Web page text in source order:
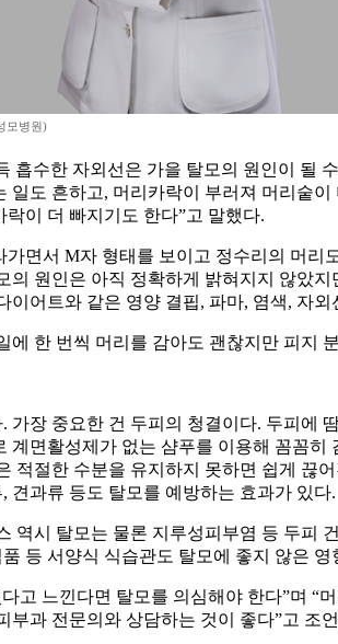
모병원)
수한 자외선은 가을 탈모의 원인이 될
도 흔하고, 머리카락이 부러져 머리숱
이 더 빠지기도 한다”고 말했다.
면서 M자 형태를 보이고 정수리의 머
원인은 아직 정확하게 밝혀지지 않았
어트와 같은 영양 결핍, 파마, 염색, 자
한 번씩 머리를 감아도 괜찮지만 피지
장 중요한 건 두피의 청결이다. 두피에
면활성제가 없는 샴푸를 이용해 꼼꼼
절한 수분을 유지하지 못하면 쉽게 끊
견과류 등도 탈모를 예방하는 효과가 있다.
역시 탈모는 물론 지루성피부염 등 두피
등 서양식 식습관도 탈모에 좋지 않은
고 느낀다면 탈모를 의심해야 한다”며
과 전문의와 상담하는 것이 좋다”고 조